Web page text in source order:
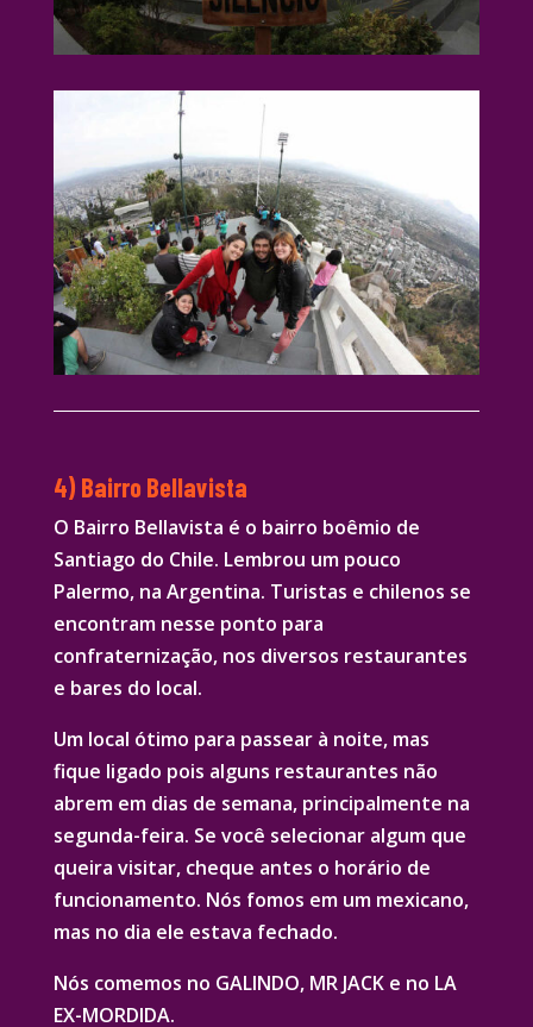
4) Bairro Bellavista
O Bairro Bellavista é o bairro boêmio de
Santiago do Chile. Lembrou um pouco
Palermo, na Argentina. Turistas e chilenos se
encontram nesse ponto para
confraternização, nos diversos restaurantes
e bares do local.
Um local ótimo para passear à noite, mas
fique ligado pois alguns restaurantes não
abrem em dias de semana, principalmente na
segunda-feira. Se você selecionar algum que
queira visitar, cheque antes o horário de
funcionamento. Nós fomos em um mexicano,
mas no dia ele estava fechado.
Nós comemos no GALINDO, MR JACK e no LA
EX-MORDIDA.